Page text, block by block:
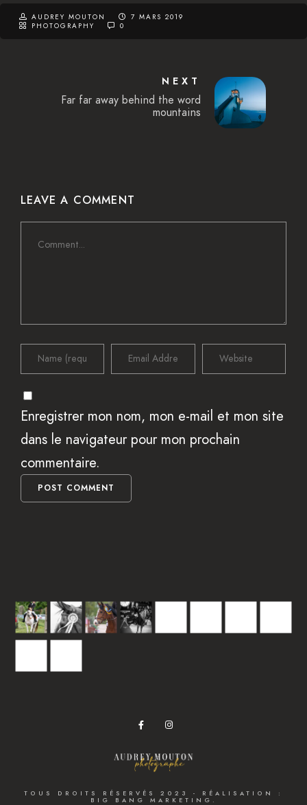
AUDREY MOUTON
7 MARS 2019
PHOTOGRAPHY
0
NEXT
Far far away behind the word
mountains
LEAVE A COMMENT
Enregistrer mon nom, mon e-mail et mon site
dans le navigateur pour mon prochain
commentaire.
TOUS DROITS RÉSERVÉS 2023 - RÉALISATION :
BIG BANG MARKETING.